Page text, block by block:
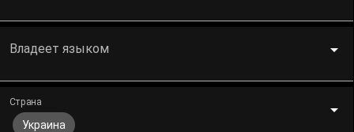
Владеет языком
Страна
Украина